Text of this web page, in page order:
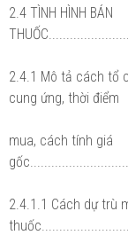
2.4 TÌNH HÌNH BÁN
2.4.1 Mô tả cách tổ
cung ứng, thời điểm
mua, cách tính giá
2.4.1.1 Cách dự trù